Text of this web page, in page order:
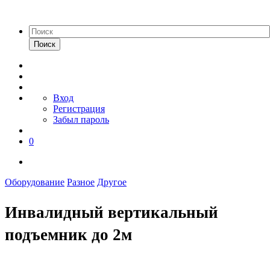
Поиск
Вход
Регистрация
Забыл пароль
0
Оборудование Разное Другое
Инвалидный вертикальный
подъемник до 2м